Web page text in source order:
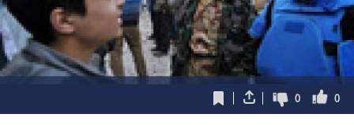
0
0